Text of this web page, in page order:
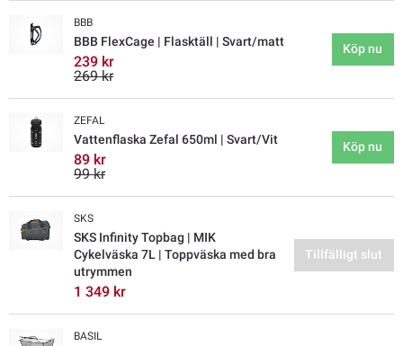
BBB
BBB FlexCage | Flasktäll | Svart/matt
239 kr
269 kr
Köp nu
ZEFAL
Vattenflaska Zefal 650ml | Svart/Vit
89 kr
99 kr
Köp nu
SKS
SKS Infinity Topbag | MIK
Cykelväska 7L | Toppväska med bra
utrymmen
1 349 kr
Tillfälligt slut
BASIL